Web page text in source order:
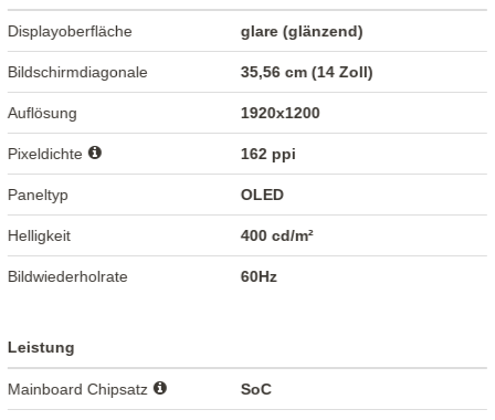
Displayoberfläche glare (glänzend)
Bildschirmdiagonale 35,56 cm (14 Zoll)
Auflösung 1920x1200
Pixeldichte 162 ppi
Paneltyp OLED
Helligkeit 400 cd/m²
Bildwiederholrate 60Hz
Leistung
Mainboard Chipsatz SoC